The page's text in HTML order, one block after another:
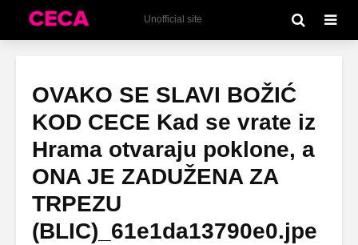
Unofficial site
OVAKO SE SLAVI BOŽIĆ
KOD CECE Kad se vrate iz
Hrama otvaraju poklone, a
ONA JE ZADUŽENA ZA
TRPEZU
(BLIC)_61e1da13790e0.jpe